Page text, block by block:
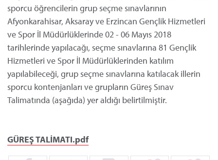
sporcu öğrencilerin grup seçme sınavlarının
Afyonkarahisar, Aksaray ve Erzincan Gençlik Hizmetleri
ve Spor İl Müdürlüklerinde 02 - 06 Mayıs 2018
tarihlerinde yapılacağı, seçme sınavlarına 81 Gençlik
Hizmetleri ve Spor İl Müdürlüklerinden katılım
yapılabileceği, grup seçme sınavlarına katılacak illerin
sporcu kontenjanları ve grupların Güreş Sınav
Talimatında (aşağıda) yer aldığı belirtilmiştir.
GÜREŞ TALİMATI.pdf
Kredi/Yurt E-
Ödeme